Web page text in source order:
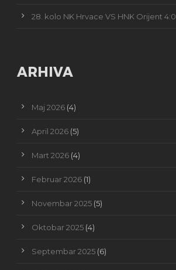
28. kolo NK Hrvace VS HNK Orijent 4:0
ARHIVA
Maj 2026 (4)
April 2026 (5)
Mart 2026 (4)
Februar 2026 (1)
Novembar 2025 (5)
Oktobar 2025 (4)
Septembar 2025 (6)